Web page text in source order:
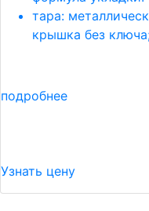
тара:
крышка без
подробнее
Узнать цену